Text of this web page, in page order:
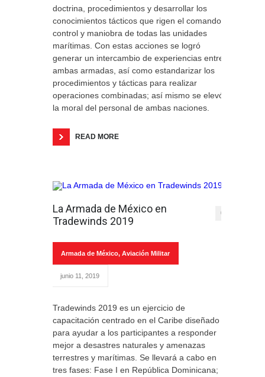
doctrina, procedimientos y desarrollar los
conocimientos tácticos que rigen el comando,
control y maniobra de todas las unidades
marítimas. Con estas acciones se logró
generar un intercambio de experiencias entre
ambas armadas, así como estandarizar los
procedimientos y tácticas para realizar
operaciones combinadas; así mismo se elevó
la moral del personal de ambas naciones.
READ MORE
La Armada de México en
Tradewinds 2019
0
Armada de México, Aviación Militar
junio 11, 2019
Tradewinds 2019 es un ejercicio de
capacitación centrado en el Caribe diseñado
para ayudar a los participantes a responder
mejor a desastres naturales y amenazas
terrestres y marítimas. Se llevará a cabo en
tres fases: Fase I en República Dominicana;